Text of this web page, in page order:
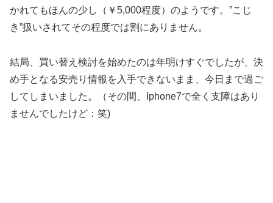
かれてもほんの少し（￥5,000程度）のようです。”こじ
き”扱いされてその程度では割にありません。
結局、買い替え検討を始めたのは年明けすぐでしたが、決
め手となる安売り情報を入手できないまま、今日まで過ご
してしまいました。（その間、Iphone7で全く支障はあり
ませんでしたけど：笑)